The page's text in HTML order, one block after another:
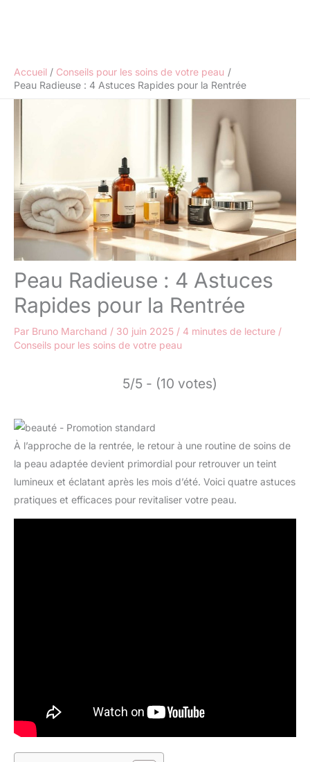
Accueil
Conseils pour les soins de votre peau
Peau Radieuse : 4 Astuces Rapides pour la Rentrée
Peau Radieuse : 4 Astuces
Rapides pour la Rentrée
Par Bruno Marchand / 30 juin 2025 / 4 minutes de lecture /
Conseils pour les soins de votre peau
5/5 - (10 votes)
À l’approche de la rentrée, le retour à une routine de soins de
la peau adaptée devient primordial pour retrouver un teint
lumineux et éclatant après les mois d’été. Voici quatre astuces
pratiques et efficaces pour revitaliser votre peau.